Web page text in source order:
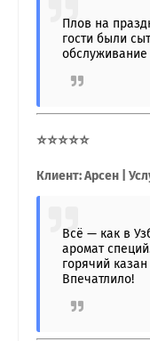
Плов на
гости были
⭐⭐⭐⭐⭐
Клиент: Арсен |
Всё — как в
аромат
горячий
Впечатлило!